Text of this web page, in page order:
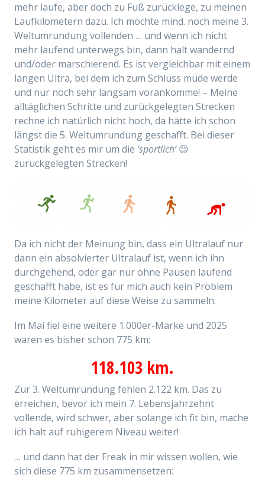
mehr laufe, aber doch zu Fuß zurücklege, zu meinen
Laufkilometern dazu. Ich möchte mind. noch meine 3.
Weltumrundungvollenden … und wenn ich nicht
mehr laufend unterwegs bin, dann halt wandernd
und/oder marschierend. Es ist vergleichbar mit einem
langen Ultra, bei dem ich zum Schluss müde werde
und nur noch sehr langsam vorankomme! – Meine
alltäglichen Schritte und zurückgelegten Strecken
rechne ich natürlich nicht hoch, da hätte ich schon
längst die 5. Weltumrundung geschafft. Bei dieser
Statistik geht es mir um die ’sportlich‘😉
zurückgelegten Strecken!
Da ich nicht der Meinung bin, dass ein Ultralauf nur
dann ein absolvierter Ultralauf ist, wenn ich ihn
durchgehend, oder gar nur ohne Pausen laufend
geschafft habe, ist es für mich auch kein Problem
meine Kilometer auf diese Weise zu sammeln.
Im Mai fiel eine weitere 1.000er-Marke und 2025
waren es bisher schon 775 km:
118.103 km.
Zur 3. Weltumrundung fehlen 2.122‬ km. Das zu
erreichen, bevor ich mein 7. Lebensjahrzehnt
vollende, wird schwer, aber solange ich fit bin, mache
ich halt auf ruhigerem Niveau weiter!
… und dann hat der Freak in mir wissen wollen, wie
sich diese 775 km zusammensetzen: